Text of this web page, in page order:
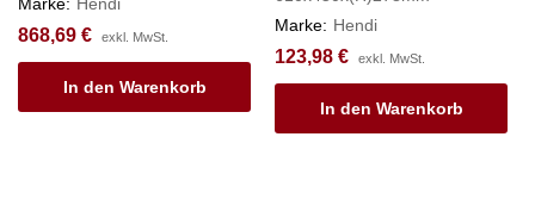
868,69 € exkl. MwSt.
In den Warenkorb
Marke: Hendi
123,98 € exkl. MwSt.
In den Warenkorb